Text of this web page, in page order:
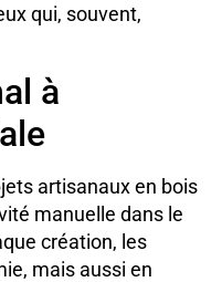
qui, souvent,
à
artisanaux en bois
manuelle dans le
création, les
mais aussi en